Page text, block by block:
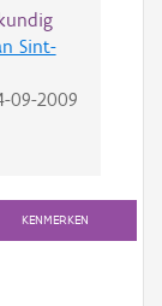
Sint-
09-2009
KENMERKEN